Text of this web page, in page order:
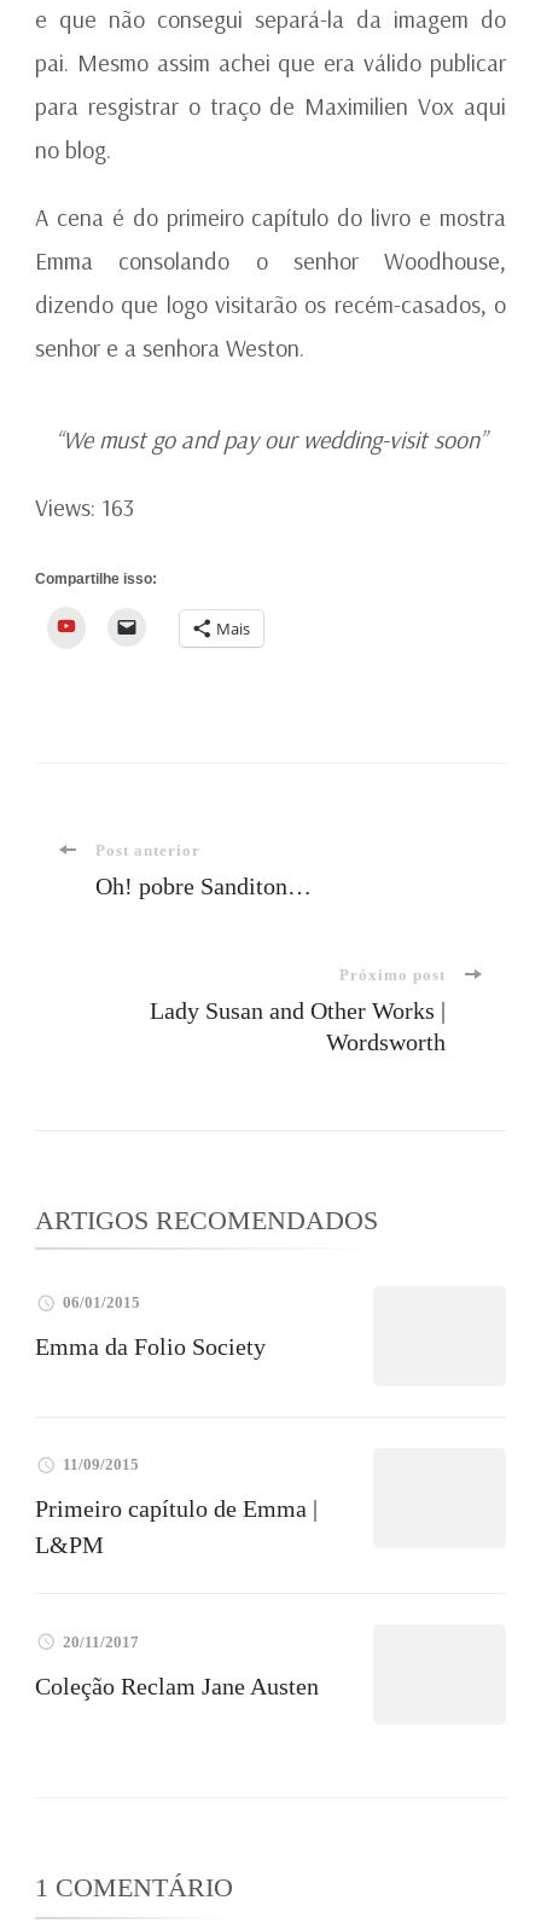
e que não consegui separá-la da imagem do
pai. Mesmo assim achei que era válido publicar
para resgistrar o traço de Maximilien Vox aqui
no blog.
A cena é do primeiro capítulo do livro e mostra
Emma consolando o senhor Woodhouse,
dizendo que logo visitarão os recém-casados, o
senhor e a senhora Weston.
“We must go and pay our wedding-visit soon”
Views: 163
Compartilhe isso:
YouTube Mais
Navegação
Post anterior
Oh! pobre Sanditon…
Próximo post
Lady Susan and Other Works |
Wordsworth
ARTIGOS RECOMENDADOS
06/01/2015
Emma da Folio Society
11/09/2015
Primeiro capítulo de Emma |
L&PM
20/11/2017
Coleção Reclam Jane Austen
1 COMENTÁRIO